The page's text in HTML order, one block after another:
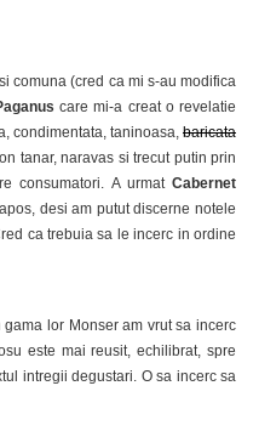
comuna (cred ca mi s-au modifica
care mi-a creat o revelatie
condimentata, taninoasa, baricata
tanar, naravas si trecut putin prin
consumatori. A urmat Cabernet
desi am putut discerne notele
ca trebuia sa le incerc in ordine
lor Monser am vrut sa incerc
este mai reusit, echilibrat, spre
intregii degustari. O sa incerc sa